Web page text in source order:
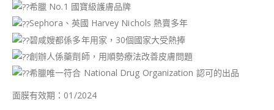
希臘 No.1 國寶級護膚品牌
Sephora、英國 Harvey Nichols 熱賣多年
碧咸嫂都係多年用家，30個國家大受熱捧
創辦人係藥劑師，用順勢療法改善皮膚問題
希臘唯一符合 National Drug Organization 認可的出品
面膜有效期：01/2024